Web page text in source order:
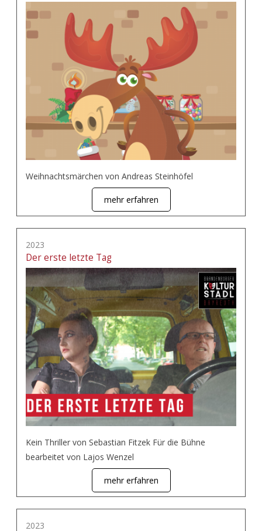
Weihnachtsmärchen von Andreas Steinhöfel
mehr erfahren
2023
Der erste letzte Tag
Kein Thriller von Sebastian Fitzek Für die Bühne
bearbeitet von Lajos Wenzel
mehr erfahren
2023